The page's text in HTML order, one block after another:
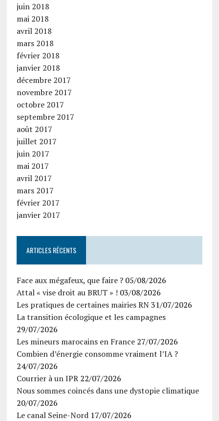
juin 2018
mai 2018
avril 2018
mars 2018
février 2018
janvier 2018
décembre 2017
novembre 2017
octobre 2017
septembre 2017
août 2017
juillet 2017
juin 2017
mai 2017
avril 2017
mars 2017
février 2017
janvier 2017
ARTICLES RÉCENTS
Face aux mégafeux, que faire ? 05/08/2026
Attal « vise droit au BRUT » ! 03/08/2026
Les pratiques de certaines mairies RN 31/07/2026
La transition écologique et les campagnes
29/07/2026
Les mineurs marocains en France 27/07/2026
Combien d’énergie consomme vraiment l’IA ?
24/07/2026
Courrier à un IPR 22/07/2026
Nous sommes coincés dans une dystopie climatique
20/07/2026
Le canal Seine-Nord 17/07/2026